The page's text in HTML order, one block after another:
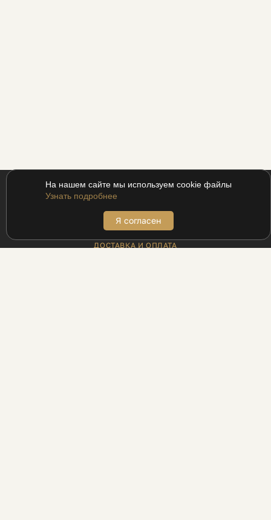
ДОСТАВКА И ОПЛАТА
На нашем сайте мы используем cookie файлы
Узнать подробнее
Я согласен